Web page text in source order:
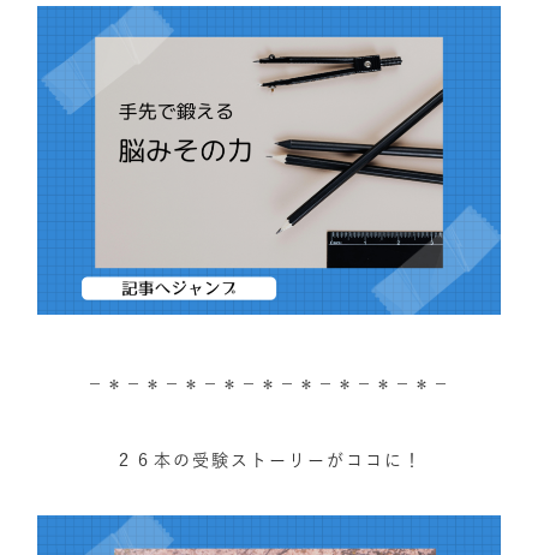
－＊－＊－＊－＊－＊－＊－＊－＊－＊－
２６本の受験ストーリーがココに！